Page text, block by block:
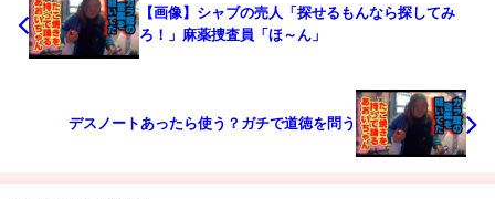
【画像】シャブの売人「探せるもんなら探してみ
ろ！」麻薬捜査員「ほ～ん」
デスノートあったら使う？ガチで道徳を問う